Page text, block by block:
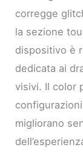
corregge
la sezione
dispositivo è
dedicata ai
visivi. Il color
migliorano